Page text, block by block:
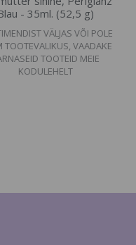
- 35ml. (52,5 g)
VÄLJAS VÕI POLE
TOOTEVALIKUS, VAADAKE
TOOTEID MEIE
KODULEHELT